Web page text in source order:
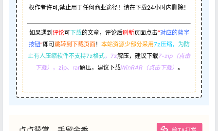
权作者许可,禁止用于任何商业途径！请在下载24小时内删除！
如果遇到 评论可下载的文章，评论后刷新页面点击“对应的蓝字
按钮”即可跳转到下载页面！ 本站资源少部分采用7z压缩， 为防
止有人压缩软件不支持7z格式，7z解压，建议下载7-zip（点击
下载） ，zip、rar解压，建议下载WinRAR（点击下载） 。